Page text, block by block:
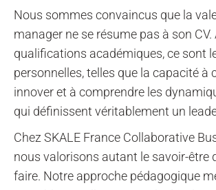
Nous sommes convaincus que la
manager ne se résume pas à son CV.
qualifications académiques, ce sont
personnelles, telles que la capacité à
innover et à comprendre les
qui définissent véritablement un
Chez SKALE France Collaborative
nous valorisons autant le savoir-être
faire. Notre approche pédagogique